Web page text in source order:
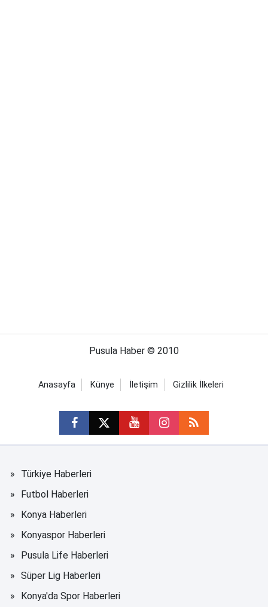
Pusula Haber © 2010
Anasayfa Künye İletişim Gizlilik İlkeleri
Türkiye Haberleri
Futbol Haberleri
Konya Haberleri
Konyaspor Haberleri
Pusula Life Haberleri
Süper Lig Haberleri
Konya'da Spor Haberleri